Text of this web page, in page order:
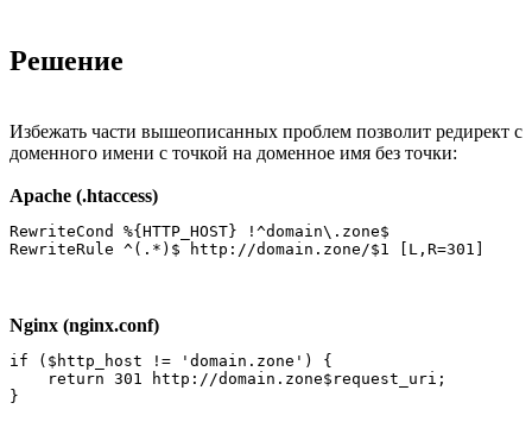
Решение
Избежать части вышеописанных проблем позволит редирект с
доменного имени с точкой на доменное имя без точки:
Apache (.htaccess)
RewriteCond %{HTTP_HOST} !^domain\.zone$
Nginx (nginx.conf)
if ($http_host != 'domain.zone') {
    return 301 http://domain.zone$request_uri;